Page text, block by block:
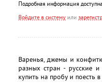
Подробная информация
Войдите в систему или
Варенья, джемы и
разных стран - русские
купить на пробу и поесть